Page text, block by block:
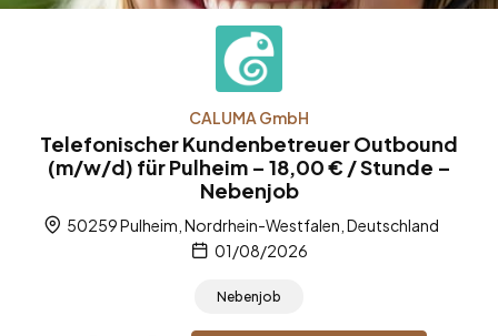
CALUMA GmbH
Telefonischer Kundenbetreuer Outbound
(m/w/d) für Pulheim – 18,00 € / Stunde –
Nebenjob
50259 Pulheim, Nordrhein-Westfalen, Deutschland
01/08/2026
Nebenjob